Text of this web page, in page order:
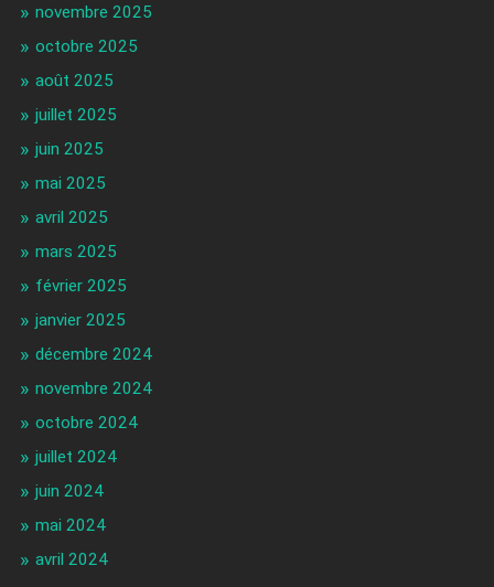
novembre 2025
octobre 2025
août 2025
juillet 2025
juin 2025
mai 2025
avril 2025
mars 2025
février 2025
janvier 2025
décembre 2024
novembre 2024
octobre 2024
juillet 2024
juin 2024
mai 2024
avril 2024